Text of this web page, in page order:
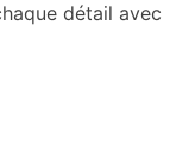
détail avec